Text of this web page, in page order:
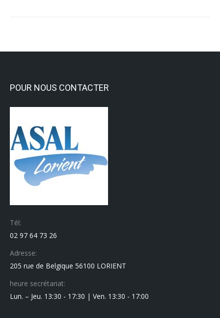
POUR NOUS CONTACTER
Tél:
02 97 64 73 26
Adresse:
205 rue de Belgique 56100 LORIENT
heure secrétariat:
Lun. – Jeu. 13:30 - 17:30 | Ven. 13:30 - 17:00